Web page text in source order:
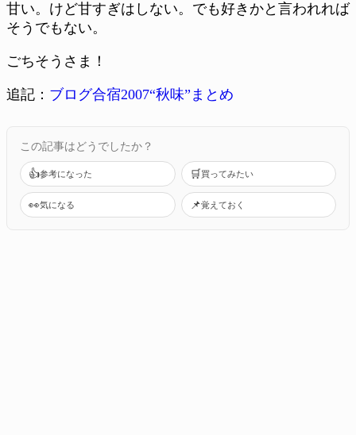
甘い。けど甘すぎはしない。でも好きかと言われれば
そうでもない。
ごちそうさま！
追記： ブログ合宿2007“秋味”まとめ
この記事はどうでしたか？
👍参考になった 🛒買ってみたい
👀気になる 📌覚えておく